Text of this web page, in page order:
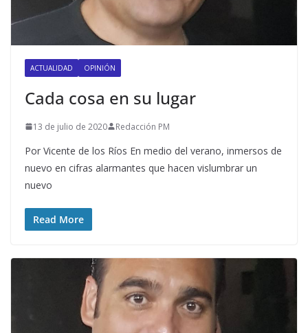
ACTUALIDAD OPINIÓN
Cada cosa en su lugar
13 de julio de 2020 Redacción PM
Por Vicente de los Ríos En medio del verano, inmersos de
nuevo en cifras alarmantes que hacen vislumbrar un
nuevo
Read More